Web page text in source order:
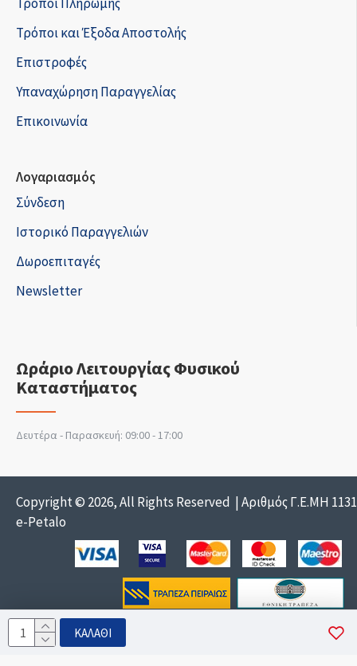
ΚΑΛΆΘΙ
Τρόποι και Έξοδα Αποστολής
Επιστροφές
Υπαναχώρηση Παραγγελίας
Επικοινωνία
Λογαριασμός
Σύνδεση
Ιστορικό Παραγγελιών
Δωροεπιταγές
Newsletter
Ωράριο Λειτουργίας Φυσικού
Καταστήματος
Δευτέρα - Παρασκευή: 09:00 - 17:00
Copyright © 2026, All Rights Reserved | Αριθμός Γ.Ε.ΜΗ
e-Petalo